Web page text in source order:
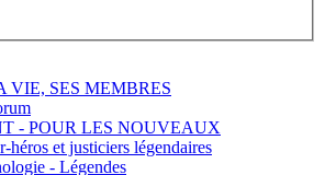
VIE, SES MEMBRES
- POUR LES NOUVEAUX
héros et justiciers légendaires
- Légendes